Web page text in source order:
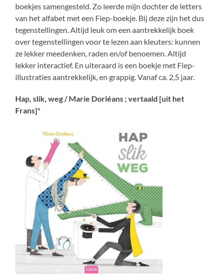
boekjes samengesteld. Zo leerde mijn dochter de letters
van het alfabet met een Fiep-boekje. Bij deze zijn het dus
tegenstellingen. Altijd leuk om een aantrekkelijk boek
over tegenstellingen voor te lezen aan kleuters: kunnen
ze lekker meedenken, raden en/of benoemen. Altijd
lekker interactief. En uiteraard is een boekje met Fiep-
illustraties aantrekkelijk, en grappig. Vanaf ca. 2,5 jaar.
Hap, slik, weg / Marie Dorléans ; vertaald [uit het
Frans]*